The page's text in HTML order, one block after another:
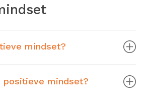
mindset?
positieve mindset?